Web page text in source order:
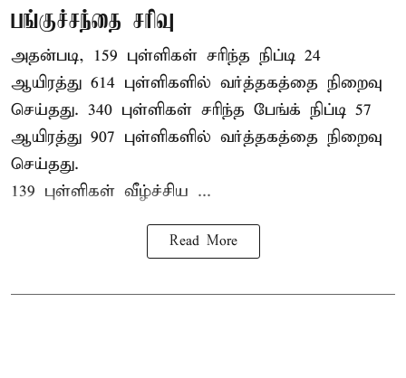
பங்குச்சந்தை சரிவு
அதன்படி, 159 புள்ளிகள் சரிந்த நிப்டி 24
ஆயிரத்து 614 புள்ளிகளில் வர்த்தகத்தை நிறைவு
செய்தது. 340 புள்ளிகள் சரிந்த பேங்க் நிப்டி 57
ஆயிரத்து 907 புள்ளிகளில் வர்த்தகத்தை நிறைவு
செய்தது.
139 புள்ளிகள் வீழ்ச்சிய ...
Read More